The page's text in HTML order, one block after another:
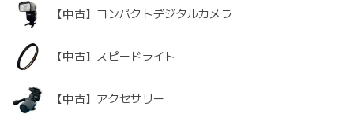
【中古】コンパクトデジタルカメラ
【中古】スピードライト
【中古】アクセサリー